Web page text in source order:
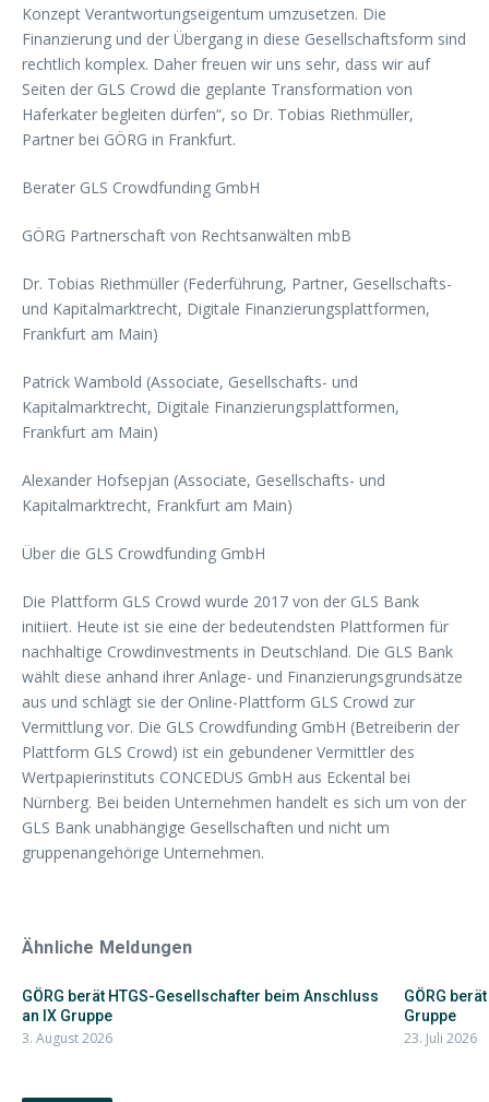
Konzept Verantwortungseigentum umzusetzen. Die
Finanzierung und der Übergang in diese Gesellschaftsform sind
rechtlich komplex. Daher freuen wir uns sehr, dass wir auf
Seiten der GLS Crowd die geplante Transformation von
Haferkater begleiten dürfen“, so Dr. Tobias Riethmüller,
Partner bei GÖRG in Frankfurt.
Berater GLS Crowdfunding GmbH
GÖRG Partnerschaft von Rechtsanwälten mbB
Dr. Tobias Riethmüller (Federführung, Partner, Gesellschafts-
und Kapitalmarktrecht, Digitale Finanzierungsplattformen,
Frankfurt am Main)
Patrick Wambold (Associate, Gesellschafts- und
Kapitalmarktrecht, Digitale Finanzierungsplattformen,
Frankfurt am Main)
Alexander Hofsepjan (Associate, Gesellschafts- und
Kapitalmarktrecht, Frankfurt am Main)
Über die GLS Crowdfunding GmbH
Die Plattform GLS Crowd wurde 2017 von der GLS Bank
initiiert. Heute ist sie eine der bedeutendsten Plattformen für
nachhaltige Crowdinvestments in Deutschland. Die GLS Bank
wählt diese anhand ihrer Anlage- und Finanzierungsgrundsätze
aus und schlägt sie der Online-Plattform GLS Crowd zur
Vermittlung vor. Die GLS Crowdfunding GmbH (Betreiberin der
Plattform GLS Crowd) ist ein gebundener Vermittler des
Wertpapierinstituts CONCEDUS GmbH aus Eckental bei
Nürnberg. Bei beiden Unternehmen handelt es sich um von der
GLS Bank unabhängige Gesellschaften und nicht um
gruppenangehörige Unternehmen.
Ähnliche Meldungen
GÖRG berät HTGS-Gesellschafter beim Anschluss
an IX Gruppe
3. August 2026
GÖRG
Gruppe
23. Juli 2026